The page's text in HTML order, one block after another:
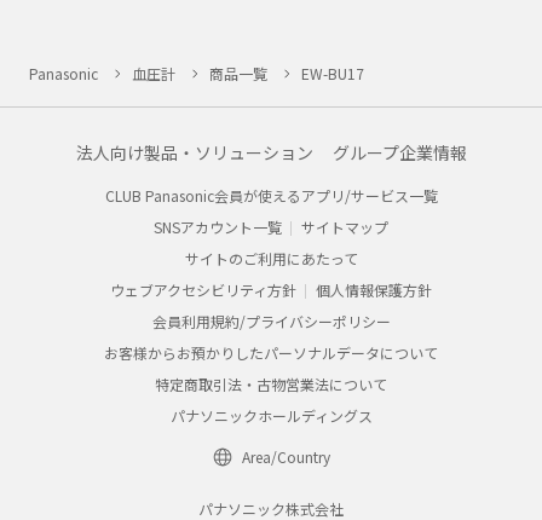
Panasonic 血圧計 商品一覧 EW-BU17
法人向け製品・ソリューション グループ企業情報
CLUB Panasonic会員が使えるアプリ/サービス一覧
SNSアカウント一覧
サイトマップ
サイトのご利用にあたって
ウェブアクセシビリティ方針
個人情報保護方針
会員利用規約/プライバシーポリシー
お客様からお預かりしたパーソナルデータについて
特定商取引法・古物営業法について
パナソニックホールディングス
Area/Country
パナソニック株式会社